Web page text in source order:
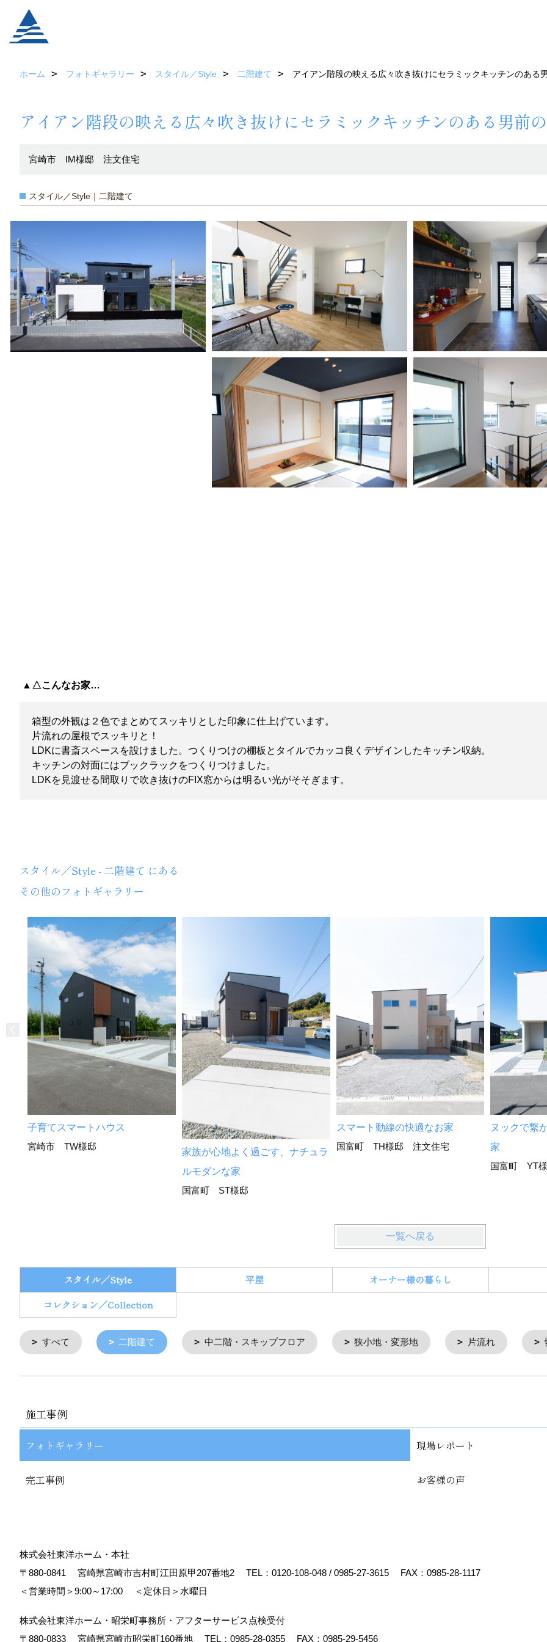
ホーム フォトギャラリー スタイル／Style 二階建て アイアン階段の映える広々吹き抜けにセラミックキッチンのある
アイアン階段の映える広々吹き抜けにセラミックキッチンのある男前
宮崎市 IM様邸 注文住宅
スタイル／Style｜二階建て
▲△こんなお家…
箱型の外観は２色でまとめてスッキリとした印象に仕上げています。
片流れの屋根でスッキリと！
LDKに書斎スペースを設けました。つくりつけの棚板とタイルでカッコ良くデザインしたキッチン収納。
キッチンの対面にはブックラックをつくりつけました。
LDKを見渡せる間取りで吹き抜けのFIX窓からは明るい光がそそぎます。
スタイル／Style - 二階建て にある
その他のフォトギャラリー
子育てスマートハウス
宮崎市 TW様邸
家族が心地よく過ごす、ナチュラ
ルモダンな家
国富町 ST様邸
スマート動線の快適なお家
国富町 TH様邸 注文住宅
ヌックで繋
家
国富町 YT
一覧へ戻る
スタイル／Style 平屋
オーナー様の暮らし
コレクション／Collection
すべて 二階建て 中二階・スキップフロア 狭小地・変形地 片流れ
施工事例
フォトギャラリー 現場レポート
完工事例 お客様の声
株式会社東洋ホーム・本社
〒880-0841
宮崎県宮崎市吉村町江田原甲207番地2 TEL： 0120-108-048 / 0985-27-3615
FAX：0985-28-1117
＜営業時間＞9:00～17:00
＜定休日＞水曜日
株式会社東洋ホーム・昭栄町事務所・アフターサービス点検受付
〒880-0833
宮崎県宮崎市昭栄町160番地 TEL： 0985-28-0355 FAX：0985-29-5456